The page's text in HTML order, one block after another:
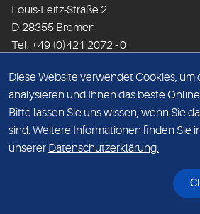
Louis-Leitz-Straße 2
D-28355 Bremen
Tel: +49 (0)421 2072 - 0
Email:info@mlhb.de
DATENSCHUTZ
IMPRESSUM
Diese Website verwendet Cookies, um
analysieren und Ihnen das beste
Bitte lassen Sie uns wissen, wenn Sie
sind. Weitere Informationen finden Sie
unserer Datenschutzerklärung.